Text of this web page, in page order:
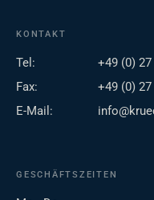
KONTAKT
Tel:
+49 (0)
Fax:
+49 (0)
E-Mail:
GESCHÄFTSZEITEN